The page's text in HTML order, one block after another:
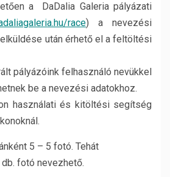
a DaDalia Galeria pályázati
race) a nevezési
után érhető el a feltöltési
pályázóink felhasználó nevükkel
be a nevezési adatokhoz.
használati és kitöltési segítség
5 – 5 fotó. Tehát
fotó nevezhető.